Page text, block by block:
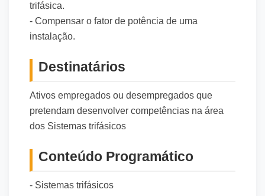
trifásica.
- Compensar o fator de potência de uma
instalação.
Destinatários
Ativos empregados ou desempregados que
pretendam desenvolver competências na área
dos Sistemas trifásicos
Conteúdo Programático
- Sistemas trifásicos